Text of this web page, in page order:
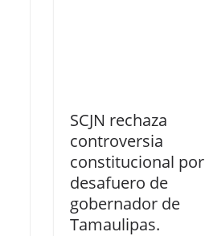
SCJN rechaza
controversia
constitucional por
desafuero de
gobernador de
Tamaulipas.